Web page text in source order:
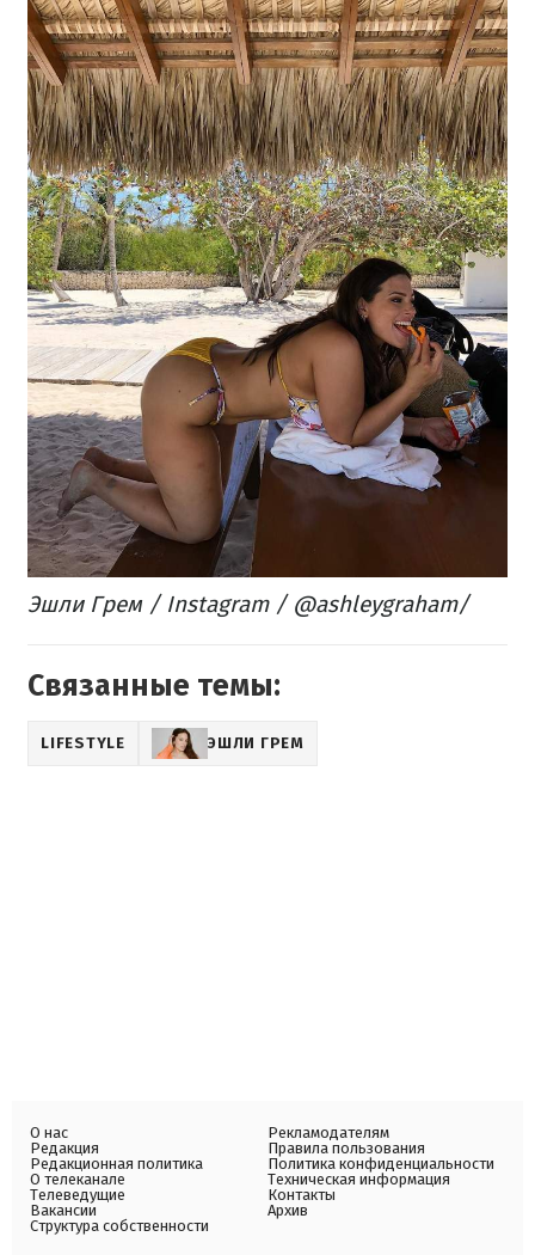
Эшли Грем / Instagram / @ashleygraham/
Связанные темы:
LIFESTYLE ЭШЛИ ГРЕМ
О нас
Редакция
Редакционная политика
О телеканале
Телеведущие
Вакансии
Структура собственности
Рекламодателям
Правила пользования
Политика конфиденциальности
Техническая информация
Контакты
Архив